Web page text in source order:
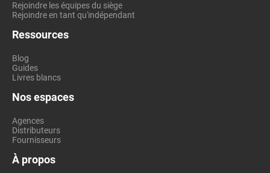
Rejoindre les équipes du siège
Rejoindre en tant qu'indépendant
Ressources
Blog
Guides
Livres blancs
Nos espaces
Agences
Distributeurs
Fournisseurs
À propos